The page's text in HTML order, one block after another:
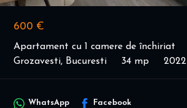
600 €
Apartament cu 1 camere de închiriat
Grozavesti, Bucuresti
34 mp 2022
WhatsApp Facebook